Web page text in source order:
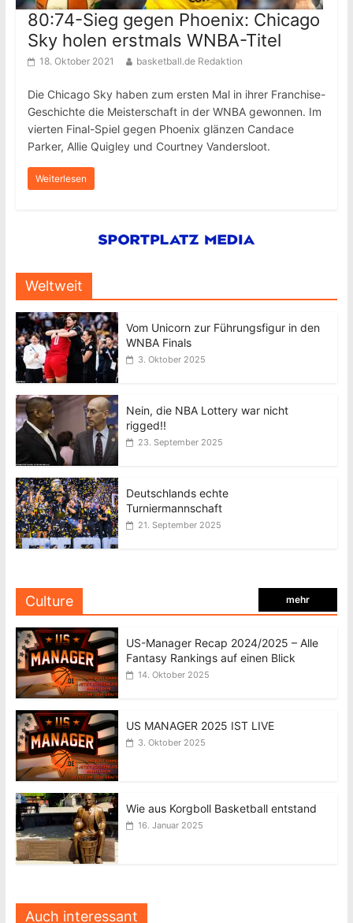
80:74-Sieg gegen Phoenix: Chicago
Sky holen erstmals WNBA-Titel
18. Oktober 2021 basketball.de Redaktion
Die Chicago Sky haben zum ersten Mal in ihrer Franchise-
Geschichte die Meisterschaft in der WNBA gewonnen. Im
vierten Final-Spiel gegen Phoenix glänzen Candace
Parker, Allie Quigley und Courtney Vandersloot.
Weiterlesen
Weltweit
Vom Unicorn zur Führungsfigur in den
WNBA Finals
3. Oktober 2025
Nein, die NBA Lottery war nicht
rigged!!
23. September 2025
Deutschlands echte
Turniermannschaft
21. September 2025
Culture mehr
US-Manager Recap 2024/2025 – Alle
Fantasy Rankings auf einen Blick
14. Oktober 2025
US MANAGER 2025 IST LIVE
3. Oktober 2025
Wie aus Korgboll Basketball entstand
16. Januar 2025
Auch interessant